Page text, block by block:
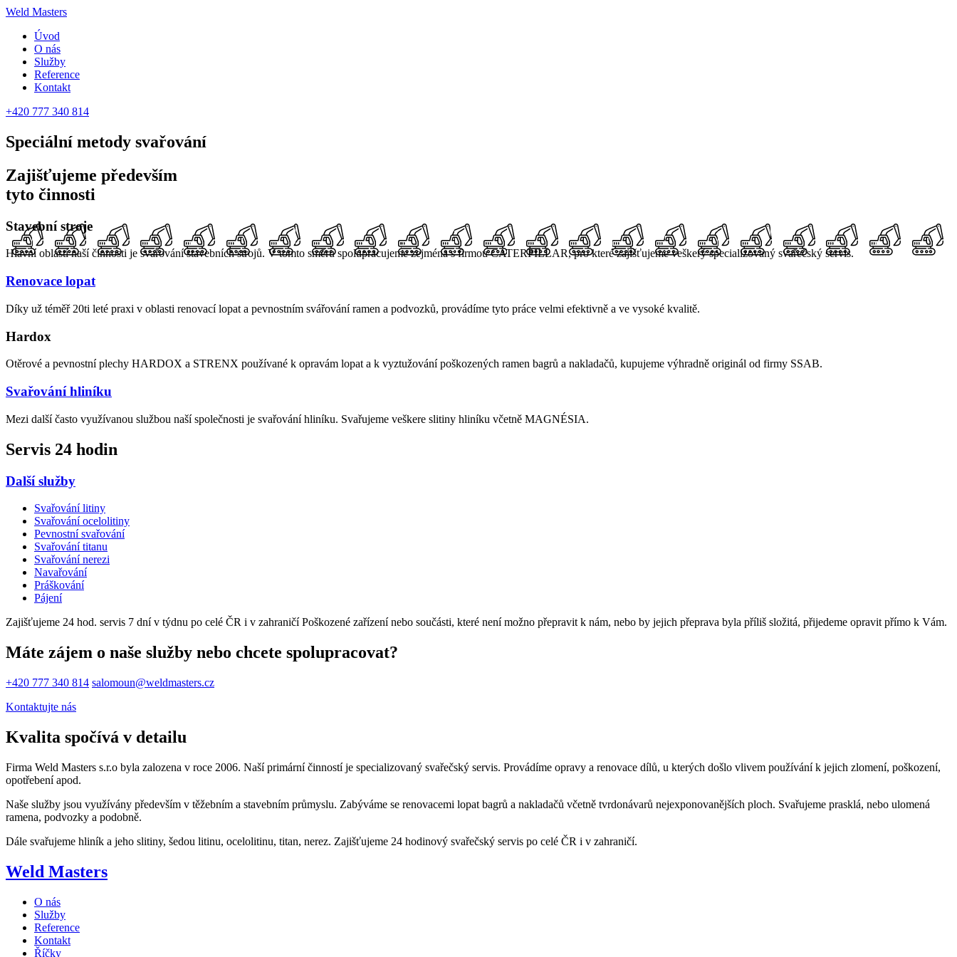
Weld Masters
Úvod
O nás
Služby
Reference
Kontakt
+420 777 340 814
Speciální metody svařování
Zajišťujeme především
tyto činnosti
Stavební stroje
Hlavní oblastí naší činnosti je svařování stavebních strojů. V tomto směru spolupracujeme zejména s firmou CATERPILLAR, pro které zajišťujeme veškerý specializovaný svařečský servis.
Renovace lopat
Díky už téměř 20ti leté praxi v oblasti renovací lopat a pevnostním svářování ramen a podvozků, provádíme tyto práce velmi efektivně a ve vysoké kvalitě.
Hardox
Otěrové a pevnostní plechy HARDOX a STRENX používané k opravám lopat a k vyztužování poškozených ramen bagrů a nakladačů, kupujeme výhradně originál od firmy SSAB.
Svařování hliníku
Mezi další často využívanou službou naší společnosti je svařování hliníku. Svařujeme veškere slitiny hliníku včetně MAGNÉSIA.
Servis 24 hodin
Další služby
Svařování litiny
Svařování ocelolitiny
Pevnostní svařování
Svařování titanu
Svařování nerezi
Navařování
Práškování
Pájení
Zajišťujeme 24 hod. servis 7 dní v týdnu po celé ČR i v zahraničí Poškozené zařízení nebo součásti, které není možno přepravit k nám, nebo by jejich přeprava byla příliš složitá, přijedeme opravit přímo k Vám.
Máte zájem o naše služby nebo chcete spolupracovat?
+420 777 340 814 salomoun@weldmasters.cz
Kontaktujte nás
Kvalita spočívá v detailu
Firma Weld Masters s.r.o byla zalozena v roce 2006. Naší primární činností je specializovaný svařečský servis. Provádíme opravy a renovace dílů, u kterých došlo vlivem používání k jejich zlomení, poškození,
opotřebení apod.
Naše služby jsou využívány především v těžebním a stavebním průmyslu. Zabýváme se renovacemi lopat bagrů a nakladačů včetně tvrdonávarů nejexponovanějších ploch. Svařujeme prasklá, nebo ulomená
ramena, podvozky a podobně.
Dále svařujeme hliník a jeho slitiny, šedou litinu, ocelolitinu, titan, nerez. Zajišťujeme 24 hodinový svařečský servis po celé ČR i v zahraničí.
Weld Masters
O nás
Služby
Reference
Kontakt
Říčky